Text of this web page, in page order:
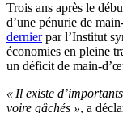
Trois ans après le
d’une pénurie de
dernierpar l’Institut
économies en pleine
un déficit de main-
« Il existe
voire gâchés », a